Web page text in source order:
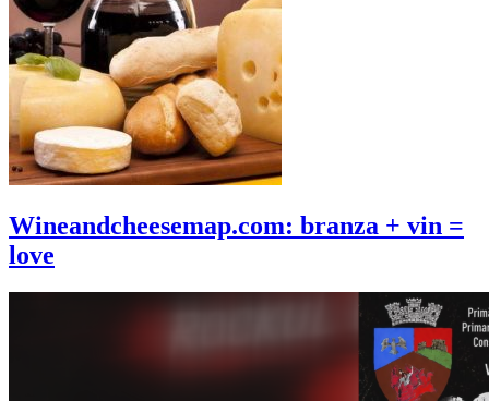
Wineandcheesemap.com: branza + vin =
love